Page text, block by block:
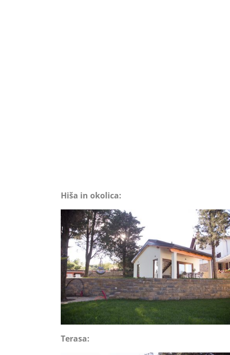
Hiša in okolica:
Terasa: